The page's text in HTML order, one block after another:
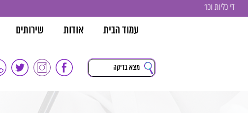
עמוד הבית אודות שירותים